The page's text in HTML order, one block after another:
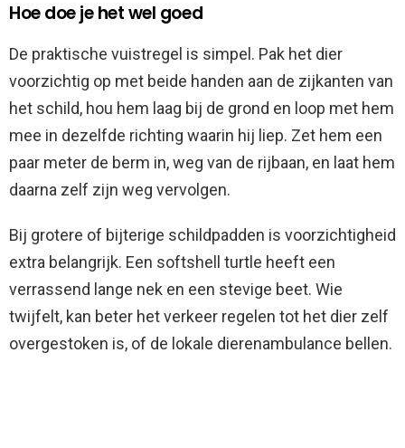
Hoe doe je het wel goed
De praktische vuistregel is simpel. Pak het dier
voorzichtig op met beide handen aan de zijkanten van
het schild, hou hem laag bij de grond en loop met hem
mee in dezelfde richting waarin hij liep. Zet hem een
paar meter de berm in, weg van de rijbaan, en laat hem
daarna zelf zijn weg vervolgen.
Bij grotere of bijterige schildpadden is voorzichtigheid
extra belangrijk. Een softshell turtle heeft een
verrassend lange nek en een stevige beet. Wie
twijfelt, kan beter het verkeer regelen tot het dier zelf
overgestoken is, of de lokale dierenambulance bellen.